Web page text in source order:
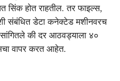
होत राहतील. तर फाइल्स,
संबंधित डेटा कनेक्टेड मशीनवरच
सांगितले की दर आठवड्याला ४०
वापर करत आहेत.